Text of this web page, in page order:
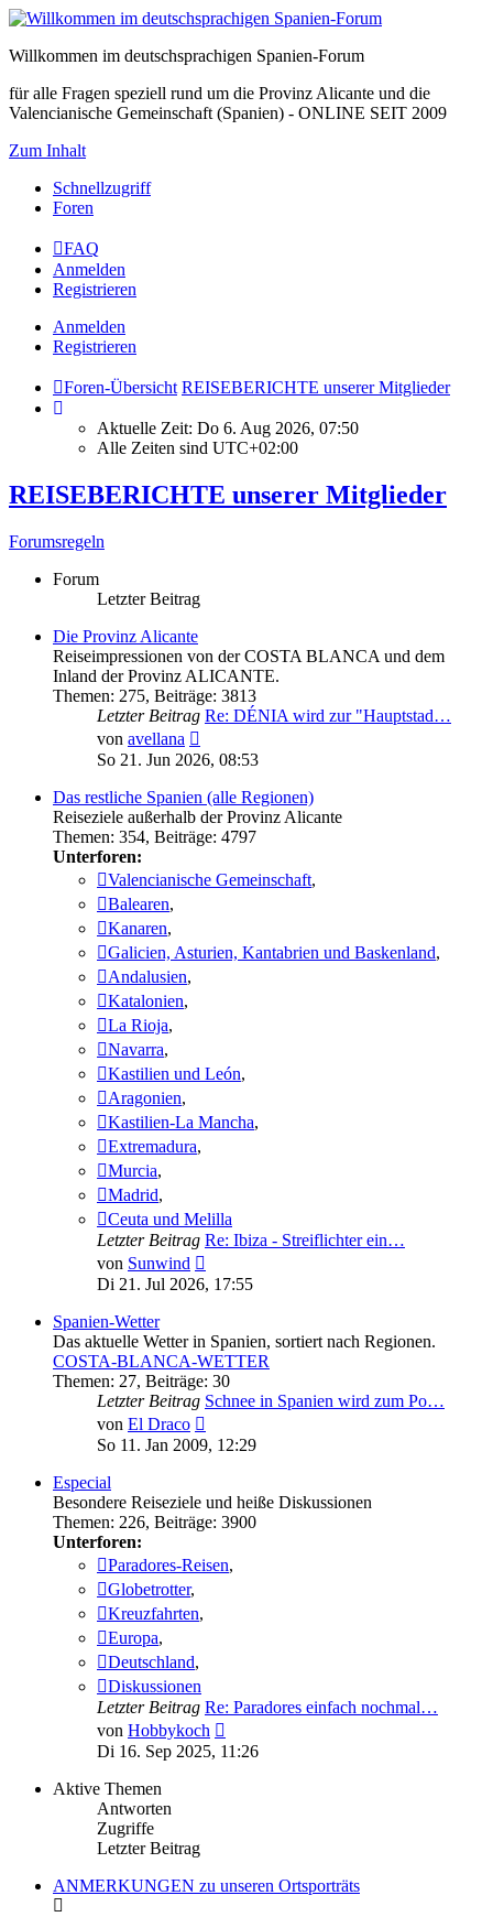
Willkommen im deutschsprachigen Spanien-Forum
für alle Fragen speziell rund um die Provinz Alicante und die
Valencianische Gemeinschaft (Spanien) - ONLINE SEIT 2009
Zum Inhalt
Schnellzugriff
Foren
FAQ
Anmelden
Registrieren
Anmelden
Registrieren
Foren-Übersicht REISEBERICHTE unserer Mitglieder
Aktuelle Zeit: Do 6. Aug 2026, 07:50
Alle Zeiten sind UTC+02:00
REISEBERICHTE unserer Mitglieder
Forumsregeln
Forum
Letzter Beitrag
Die Provinz Alicante
Reiseimpressionen von der COSTA BLANCA und dem
Inland der Provinz ALICANTE.
Themen: 275, Beiträge: 3813
Letzter Beitrag Re: DÉNIA wird zur "Hauptstad…
von avellana
Beitrag
So 21. Jun 2026, 08:53
Das restliche Spanien (alle Regionen)
Reiseziele außerhalb der Provinz Alicante
Themen: 354, Beiträge: 4797
Unterforen:
Valencianische Gemeinschaft,
Balearen,
Kanaren,
Galicien, Asturien, Kantabrien und Baskenland,
Andalusien,
Katalonien,
La Rioja,
Navarra,
Kastilien und León,
Aragonien,
Kastilien-La Mancha,
Extremadura,
Murcia,
Madrid,
Ceuta und Melilla
Letzter Beitrag Re: Ibiza - Streiflichter ein…
von Sunwind
Beitrag
Di 21. Jul 2026, 17:55
Spanien-Wetter
Das aktuelle Wetter in Spanien, sortiert nach Regionen.
COSTA-BLANCA-WETTER
Themen: 27, Beiträge: 30
Letzter Beitrag Schnee in Spanien wird zum Po…
von El Draco
Beitrag
So 11. Jan 2009, 12:29
Especial
Besondere Reiseziele und heiße Diskussionen
Themen: 226, Beiträge: 3900
Unterforen:
Paradores-Reisen,
Globetrotter,
Kreuzfahrten,
Europa,
Deutschland,
Diskussionen
Letzter Beitrag Re: Paradores einfach nochmal…
von Hobbykoch
Beitrag
Di 16. Sep 2025, 11:26
Aktive Themen
Antworten
Zugriffe
Letzter Beitrag
ANMERKUNGEN zu unseren Ortsporträts